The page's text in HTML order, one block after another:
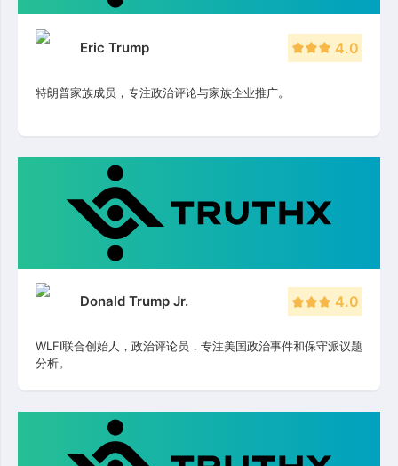
Eric Trump 4.0
特朗普家族成员，专注政治评论与家族企业推广。
Donald Trump Jr. 4.0
WLFI联合创始人，政治评论员，专注美国政治事件和保守派议题
分析。